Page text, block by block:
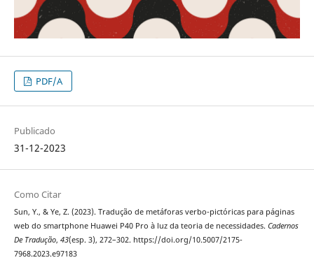
PDF/A
Publicado
31-12-2023
Como Citar
Sun, Y., & Ye, Z. (2023). Tradução de metáforas verbo-pictóricas para páginas
web do smartphone Huawei P40 Pro à luz da teoria de necessidades. Cadernos
De Tradução, 43(esp. 3), 272–302. https://doi.org/10.5007/2175-
7968.2023.e97183